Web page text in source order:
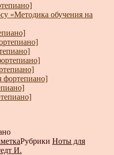
«Методика обучения на
фортепиано]
Рубрики Ноты для
И.